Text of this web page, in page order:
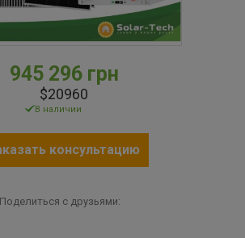
945 296 грн
$20960
В наличии
консультацию
Поделиться с друзьями: